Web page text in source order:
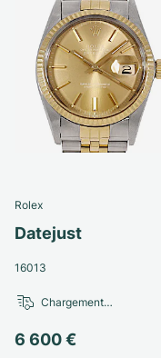
Rolex
Datejust
16013
6 600 €
Chargement…